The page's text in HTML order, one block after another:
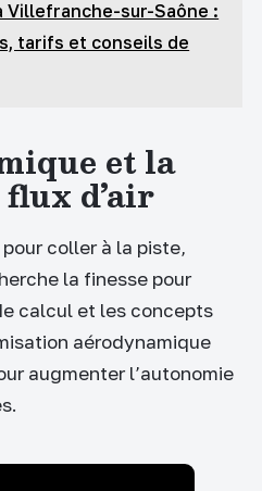
Villefranche-sur-Saône :
tarifs et conseils de
et la
flux d’air
pour coller à la piste,
la finesse pour
calcul et les concepts
aérodynamique
augmenter l’autonomie